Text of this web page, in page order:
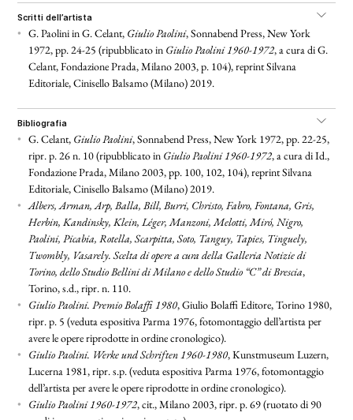
scritti dell’artista
• G. Paolini in G. Celant, Giulio Paolini, Sonnabend Press, New York
1972, pp. 24-25 (ripubblicato in Giulio Paolini 1960-1972, a cura di G.
Celant, Fondazione Prada, Milano 2003, p. 104), reprintSilvana
Editoriale, Cinisello Balsamo (Milano) 2019.
bibliografia
• G. Celant, Giulio Paolini, Sonnabend Press, New York 1972, pp. 22-25,
ripr. p. 26 n. 10 (ripubblicato in Giulio Paolini 1960-1972, a cura di Id.,
Fondazione Prada, Milano 2003, pp. 100, 102, 104), reprint Silvana
Editoriale, Cinisello Balsamo (Milano) 2019.
• Albers, Arman, Arp, Balla, Bill, Burri, Christo, Fabro, Fontana, Gris,
Herbin, Kandinsky, Klein, Léger, Manzoni, Melotti, Miró, Nigro,
Paolini, Picabia, Rotella, Scarpitta, Soto, Tanguy, Tapies, Tinguely,
Twombly, Vasarely. Scelta di opere a cura della Galleria Notizie di
Torino, dello Studio Bellini di Milano e dello Studio “C” di Brescia,
Torino, s.d., ripr. n. 110.
•
Giulio Paolini. Premio Bolaffi 1980, Giulio Bolaffi Editore, Torino 1980,
ripr. p. 5 (veduta espositiva Parma 1976, fotomontaggio dell’artista per
avere le opere riprodotte in ordine cronologico).
•
Giulio Paolini. Werke und Schriften 1960-1980, Kunstmuseum Luzern,
Lucerna 1981, ripr. s.p. (veduta espositiva Parma 1976, fotomontaggio
dell’artista per avere le opere riprodotte in ordine cronologico).
•
Giulio Paolini 1960-1972, cit., Milano 2003, ripr. p. 69 (ruotato di 90